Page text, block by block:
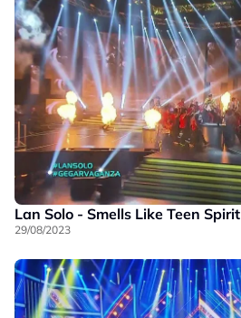
Lan Solo - Smells Like Teen Spirit
29/08/2023